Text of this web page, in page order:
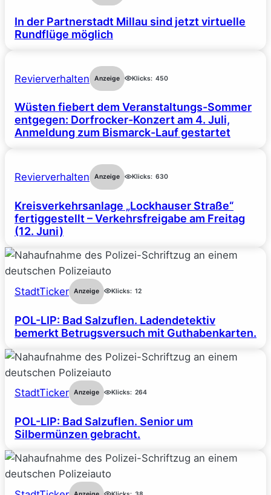
In der Partnerstadt Millau sind jetzt virtuelle
Rundflüge möglich
Revierverhalten Anzeige Klicks: 450
Wüsten fiebert dem Veranstaltungs-Sommer
entgegen: Dorfrocker-Konzert am 4. Juli,
Anmeldung zum Bismarck-Lauf gestartet
Revierverhalten Anzeige Klicks: 630
Kreisverkehrsanlage „Lockhauser Straße“
fertiggestellt – Verkehrsfreigabe am Freitag
(12. Juni)
StadtTicker Anzeige Klicks: 12
POL-LIP: Bad Salzuflen. Ladendetektiv
bemerkt Betrugsversuch mit Guthabenkarten.
StadtTicker Anzeige Klicks: 264
POL-LIP: Bad Salzuflen. Senior um
Silbermünzen gebracht.